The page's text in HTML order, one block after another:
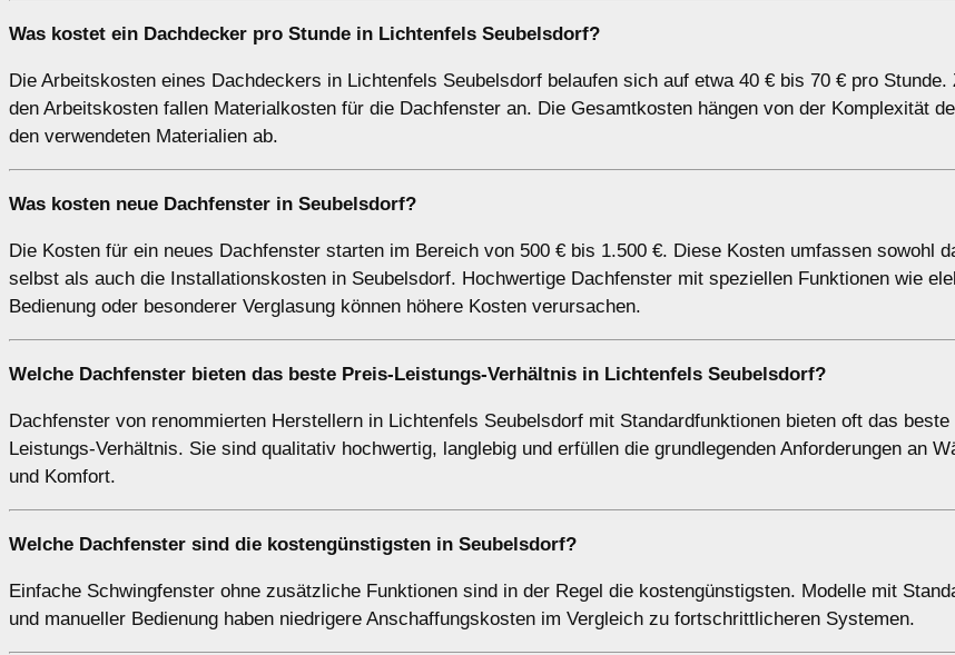
Was kostet ein Dachdecker pro Stunde in Lichtenfels Seubelsdorf?
Die Arbeitskosten eines Dachdeckers in Lichtenfels Seubelsdorf belaufen sich auf etwa 40 € bis 70 € pro
den Arbeitskosten fallen Materialkosten für die Dachfenster an. Die Gesamtkosten hängen von der Komplexität
den verwendeten Materialien ab.
Was kosten neue Dachfenster in Seubelsdorf?
Die Kosten für ein neues Dachfenster starten im Bereich von 500 € bis 1.500 €. Diese Kosten umfassen sowohl
selbst als auch die Installationskosten in Seubelsdorf. Hochwertige Dachfenster mit speziellen Funktionen wie
Bedienung oder besonderer Verglasung können höhere Kosten verursachen.
Welche Dachfenster bieten das beste Preis-Leistungs-Verhältnis in Lichtenfels Seubelsdorf?
Dachfenster von renommierten Herstellern in Lichtenfels Seubelsdorf mit Standardfunktionen bieten oft das beste
Leistungs-Verhältnis. Sie sind qualitativ hochwertig, langlebig und erfüllen die grundlegenden Anforderungen an
und Komfort.
Welche Dachfenster sind die kostengünstigsten in Seubelsdorf?
Einfache Schwingfenster ohne zusätzliche Funktionen sind in der Regel die kostengünstigsten. Modelle mit
und manueller Bedienung haben niedrigere Anschaffungskosten im Vergleich zu fortschrittlicheren Systemen.